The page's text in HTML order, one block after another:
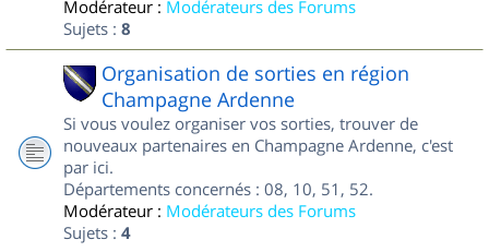
Modérateur : Modérateurs des Forums
Sujets : 8
Organisation de sorties en région
Champagne Ardenne
Si vous voulez organiser vos sorties, trouver de
nouveaux partenaires en Champagne Ardenne, c'est
par ici.
Départements concernés : 08, 10, 51, 52.
Modérateur : Modérateurs des Forums
Sujets : 4